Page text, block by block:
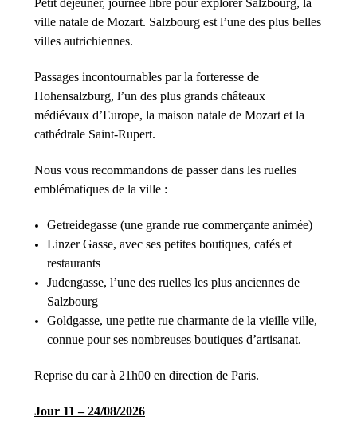
ville natale de Mozart. Salzbourg est l’une des plus belles
villes autrichiennes.
Passages incontournables par la forteresse de
Hohensalzburg, l’un des plus grands châteaux
médiévaux d’Europe, la maison natale de Mozart et la
cathédrale Saint-Rupert.
Nous vous recommandons de passer dans les ruelles
emblématiques de la ville :
Getreidegasse (une grande rue commerçante animée)
Linzer Gasse, avec ses petites boutiques, cafés et
restaurants
Judengasse, l’une des ruelles les plus anciennes de
Salzbourg
Goldgasse, une petite rue charmante de la vieille ville,
connue pour ses nombreuses boutiques d’artisanat.
Reprise du car à 21h00 en direction de Paris.
Jour 11 – 24/08/2026